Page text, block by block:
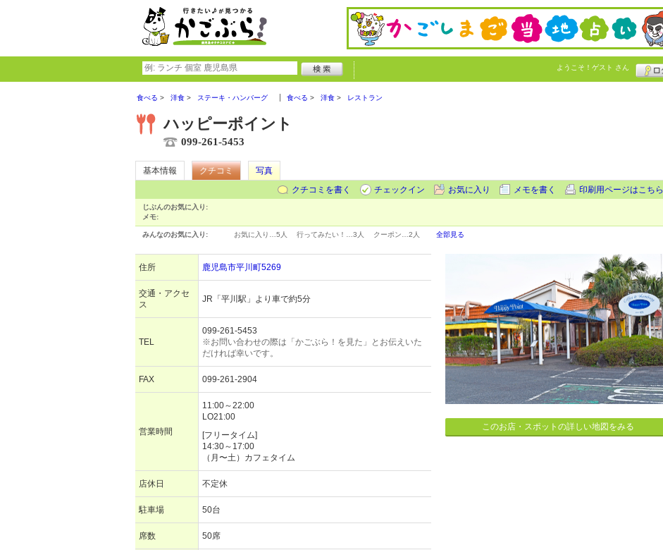
ようこそ！ ゲスト さん
食べる 洋食 ステーキ・ハンバーグ 食べる 洋食 レストラン
ハッピーポイント
099-261-5453
基本情報 クチコミ
写真
クチコミを書く
チェックイン お気に入り メモを書く 印刷用ページはこちら
じぶんのお気に入り:
メモ:
みんなのお気に入り: お気に入り… 5人 行ってみたい！… 3人 クーポン… 2人 全部見る
住所 鹿児島市平川町5269
交通・アクセ
ス
JR「平川駅」より車で約5分
TEL
099-261-5453
※お問い合わせの際は「かごぶら！を見た」とお伝えいた
だければ幸いです。
FAX 099-261-2904
営業時間
11:00～22:00
LO21:00
[フリータイム]
14:30～17:00
（月〜土）カフェタイム
店休日 不定休
駐車場 50台
席数 50席
このお店・スポットの詳しい地図をみる